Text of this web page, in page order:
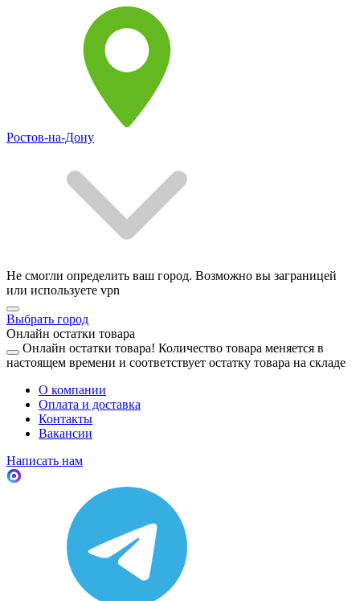
Ростов-на-Дону
Не смогли определить ваш город. Возможно вы заграницей
или используете vpn
Выбрать город
Онлайн остатки товара
Онлайн остатки товара! Количество товара меняется в
настоящем времени и соответствует остатку товара на складе
О компании
Оплата и доставка
Контакты
Вакансии
Написать нам